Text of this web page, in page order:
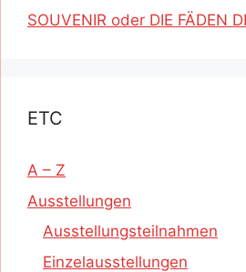
SOUVENIR oder DIE FÄDEN
ETC
A – Z
Ausstellungen
Ausstellungsteilnahmen
Einzelausstellungen